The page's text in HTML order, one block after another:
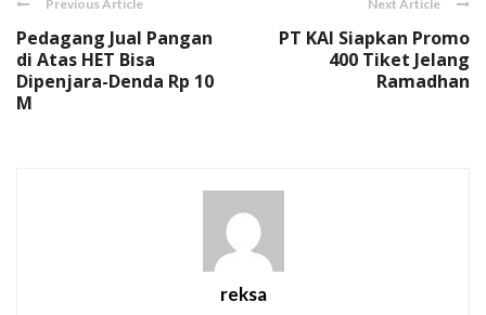
Previous Article
Pedagang Jual Pangan
di Atas HET Bisa
Dipenjara-Denda Rp 10
M
Next Article
PT KAI Siapkan Promo
400 Tiket Jelang
Ramadhan
reksa